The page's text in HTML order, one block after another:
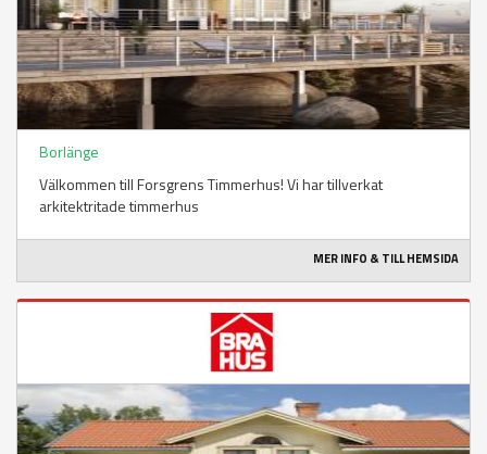
Borlänge
Välkommen till Forsgrens Timmerhus! Vi har tillverkat
arkitektritade timmerhus
MER INFO & TILL HEMSIDA